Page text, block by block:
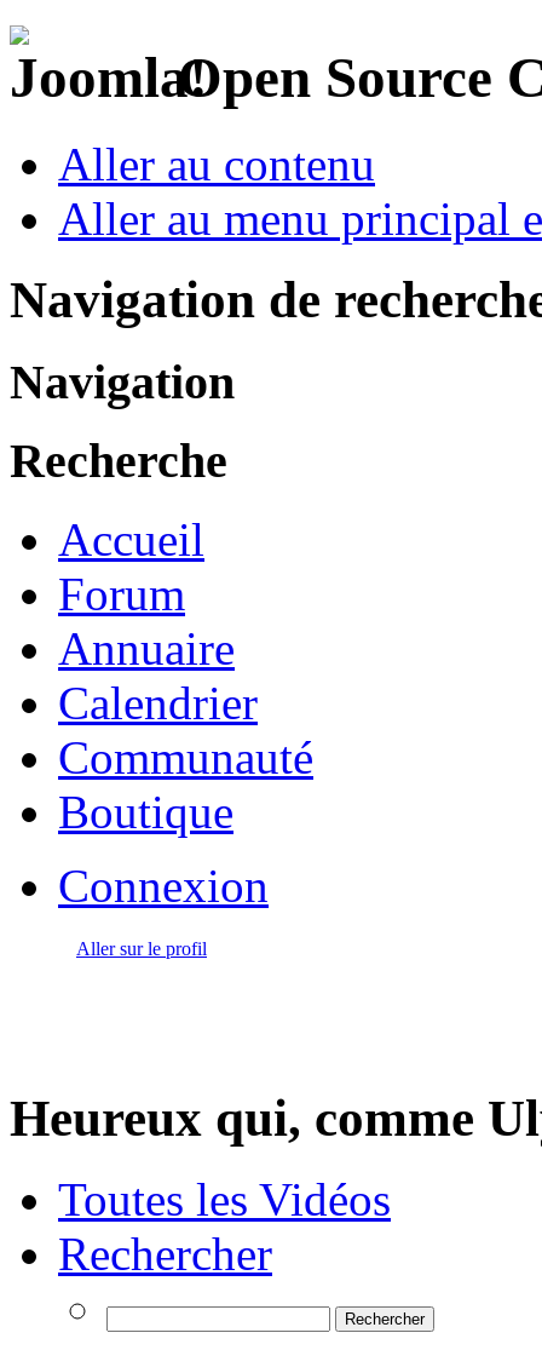
Open Source
Aller au contenu
Aller au menu principal
Navigation de
Navigation
Recherche
Accueil
Forum
Annuaire
Calendrier
Communauté
Boutique
Connexion
Aller sur le profil
Heureux qui, comme
Toutes les Vidéos
Rechercher